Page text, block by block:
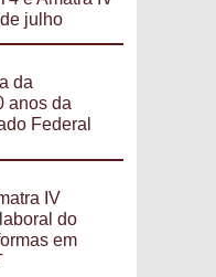
julho
da
anos da
Federal
IV
do
em